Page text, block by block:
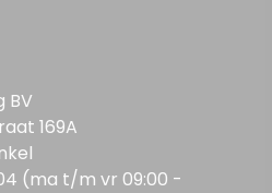
BV
169A
(ma t/m vr 09:00 -